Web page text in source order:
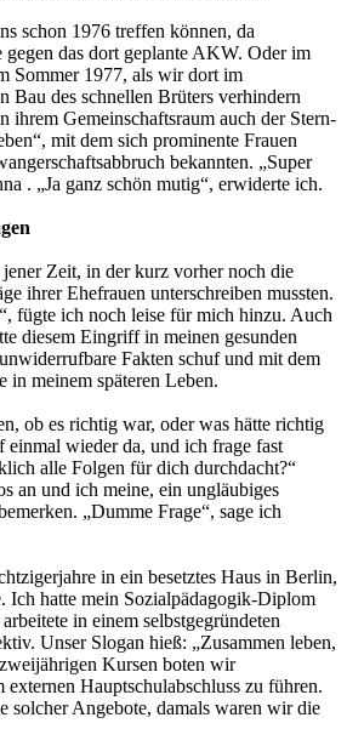
schon 1976 treffen können, da
gegen das dort geplante AKW. Oder im
Sommer 1977, als wir dort im
Bau des schnellen Brüters verhindern
Gemeinschaftsraum auch der Stern-
mit dem sich prominente Frauen
bekannten. „Super
. „Ja ganz schön mutig“, erwiderte ich.
Zeit, in der kurz vorher noch die
ihrer Ehefrauen unterschreiben mussten.
fügte ich noch leise für mich hinzu. Auch
diesem Eingriff in meinen gesunden
Fakten schuf und mit dem
in meinem späteren Leben.
ob es richtig war, oder was hätte richtig
einmal wieder da, und ich frage fast
alle Folgen für dich durchdacht?“
an und ich meine, ein ungläubiges
„Dumme Frage“, sage ich
in ein besetztes Haus in Berlin,
Ich hatte mein Sozialpädagogik-Diplom
in einem selbstgegründeten
Unser Slogan hieß: „Zusammen leben,
Kursen boten wir
externen Hauptschulabschluss zu führen.
solcher Angebote, damals waren wir die